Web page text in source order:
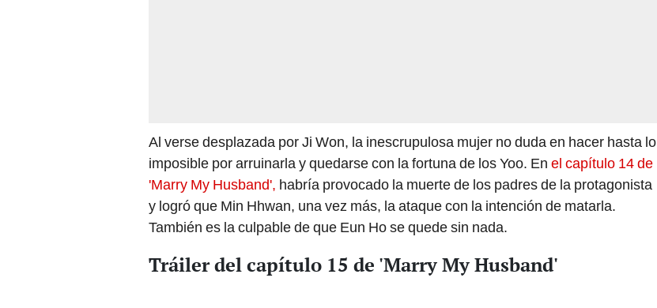
Al verse desplazada por Ji Won, la inescrupulosa mujer no duda en hacer hasta lo
imposible por arruinarla y quedarse con la fortuna de los Yoo. En el capítulo 14 de
'Marry My Husband', habría provocado la muerte de los padres de la protagonista
y logró que Min Hhwan, una vez más, la ataque con la intención de matarla.
También es la culpable de que Eun Ho se quede sin nada.
Tráiler del capítulo 15 de 'Marry My Husband'